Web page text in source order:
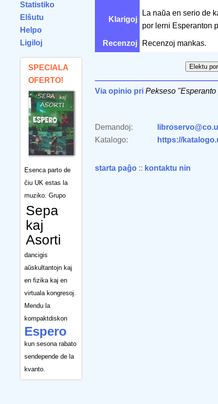
Statistiko
Elŝutu
Helpo
Ligiloj
SPECIALA
OFERTO!
Esenca parto de
ĉiu UK estas la
muziko. Grupo
Sepa
kaj
Asorti
dancigis
aŭskultantojn kaj
en fizika kaj en
virtuala kongresoj.
Mendu la
kompaktdiskon
Espero
kun sesona rabato
sendepende de la
kvanto.
Klarigoj
La naŭa en serio de
por lerni Esperanton
Recenzoj Recenzoj mankas.
Via opinio pri Pekseso
Demandoj:
Katalogo:
https://
starta paĝo :: kontaktu nin